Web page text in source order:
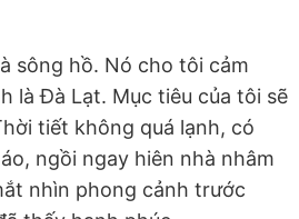
sông hồ. Nó cho tôi cảm
là Đà Lạt. Mục tiêu của tôi sẽ
tiết không quá lạnh, có
ngồi ngay hiên nhà nhâm
nhìn phong cảnh trước